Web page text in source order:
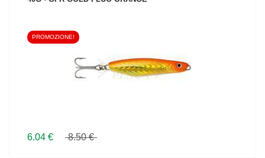
PROMOZIONE!
6.04 € 8.50 €